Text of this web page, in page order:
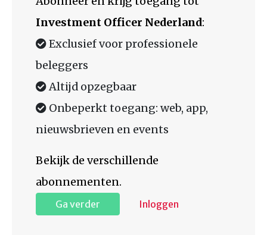
Investment Officer Nederland:
Exclusief voor professionele
beleggers
Altijd opzegbaar
Onbeperkt toegang: web, app,
nieuwsbrieven en events
Bekijk de verschillende
abonnementen.
Ga verder Inloggen